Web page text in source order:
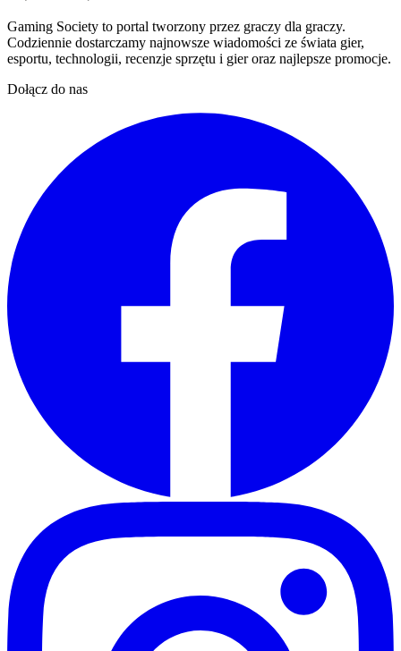
Gaming Society to portal tworzony przez graczy dla graczy.
Codziennie dostarczamy najnowsze wiadomości ze świata gier,
esportu, technologii, recenzje sprzętu i gier oraz najlepsze promocje.
Dołącz do nas